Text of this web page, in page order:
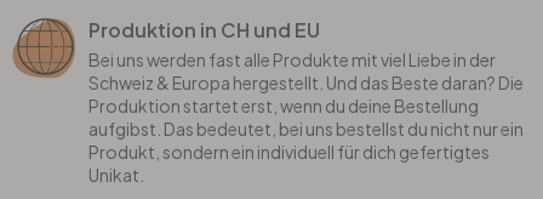
Produktion in CH und EU
Bei uns werden fast alle Produkte mit viel Liebe in der
Schweiz & Europa hergestellt. Und das Beste daran? Die
Produktion startet erst, wenn du deine Bestellung
aufgibst. Das bedeutet, bei uns bestellst du nicht nur ein
Produkt, sondern ein individuell für dich gefertigtes
Unikat.